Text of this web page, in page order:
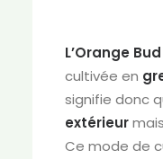
L’Orange Bud
cultivée en
signifie donc
extérieur
Ce mode de